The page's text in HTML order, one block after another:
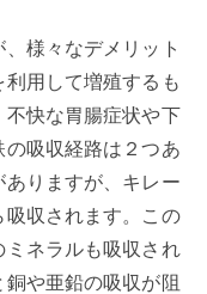
様々なデメリット
用して増殖するも
快な胃腸症状や下
吸収経路は２つあ
ありますが、キレー
吸収されます。この
ミネラルも吸収され
や亜鉛の吸収が阻